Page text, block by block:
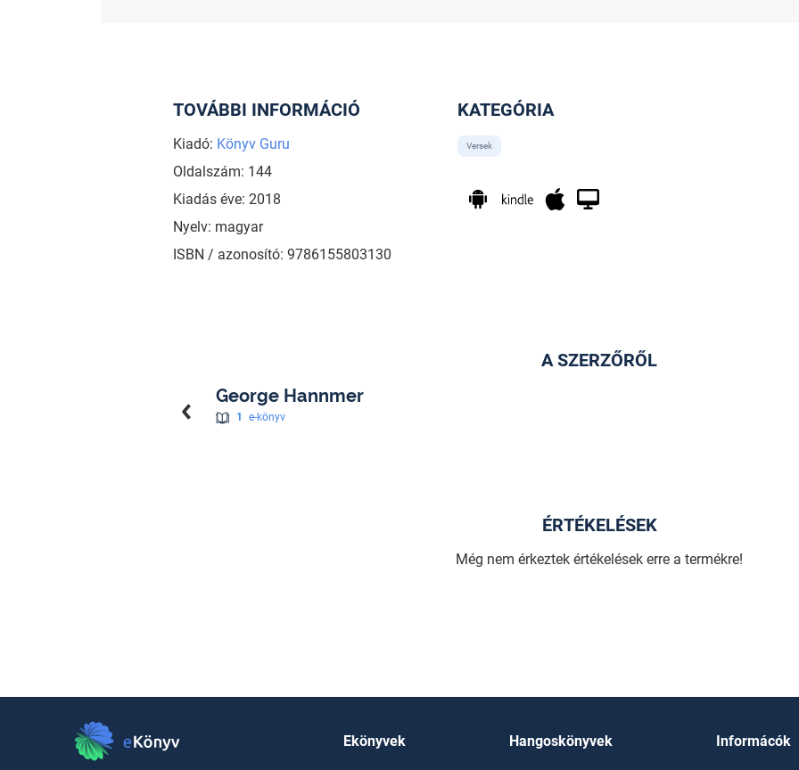
TOVÁBBI INFORMÁCIÓ
Kiadó: Könyv Guru
Oldalszám: 144
Kiadás éve: 2018
Nyelv: magyar
ISBN / azonosító: 9786155803130
KATEGÓRIA
Versek
A SZERZŐRŐL
George Hannmer
1 e-könyv
ÉRTÉKELÉSEK
Még nem érkeztek értékelések erre a termékre!
Ekönyvek Hangoskönyvek Informácók